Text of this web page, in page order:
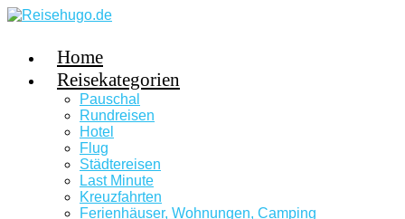
Home
Reisekategorien
Pauschal
Rundreisen
Hotel
Flug
Städtereisen
Last Minute
Kreuzfahrten
Ferienhäuser, Wohnungen, Camping